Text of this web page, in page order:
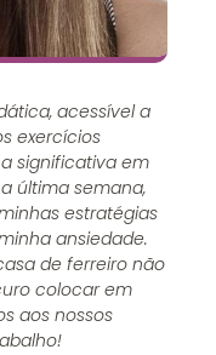
acessível a
exercícios
significativa em
última semana,
estratégias
ansiedade.
de ferreiro não
colocar em
aos nossos